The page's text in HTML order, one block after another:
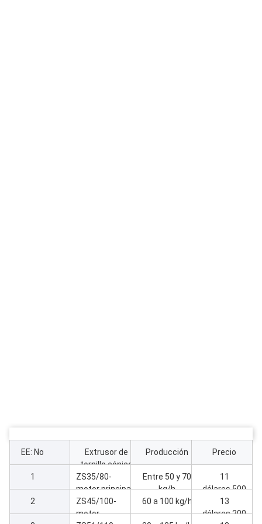
EE: No
Extrusor de
tornillo cónico
gemelo de PVC
Producción Precio
1
ZS35/80-
motor principal
7kw Extrusora
Entre 50 y 70
kg/h
11
dólares.500
2
ZS45/100-
motor
60 a 100 kg/h
13
dólares.200